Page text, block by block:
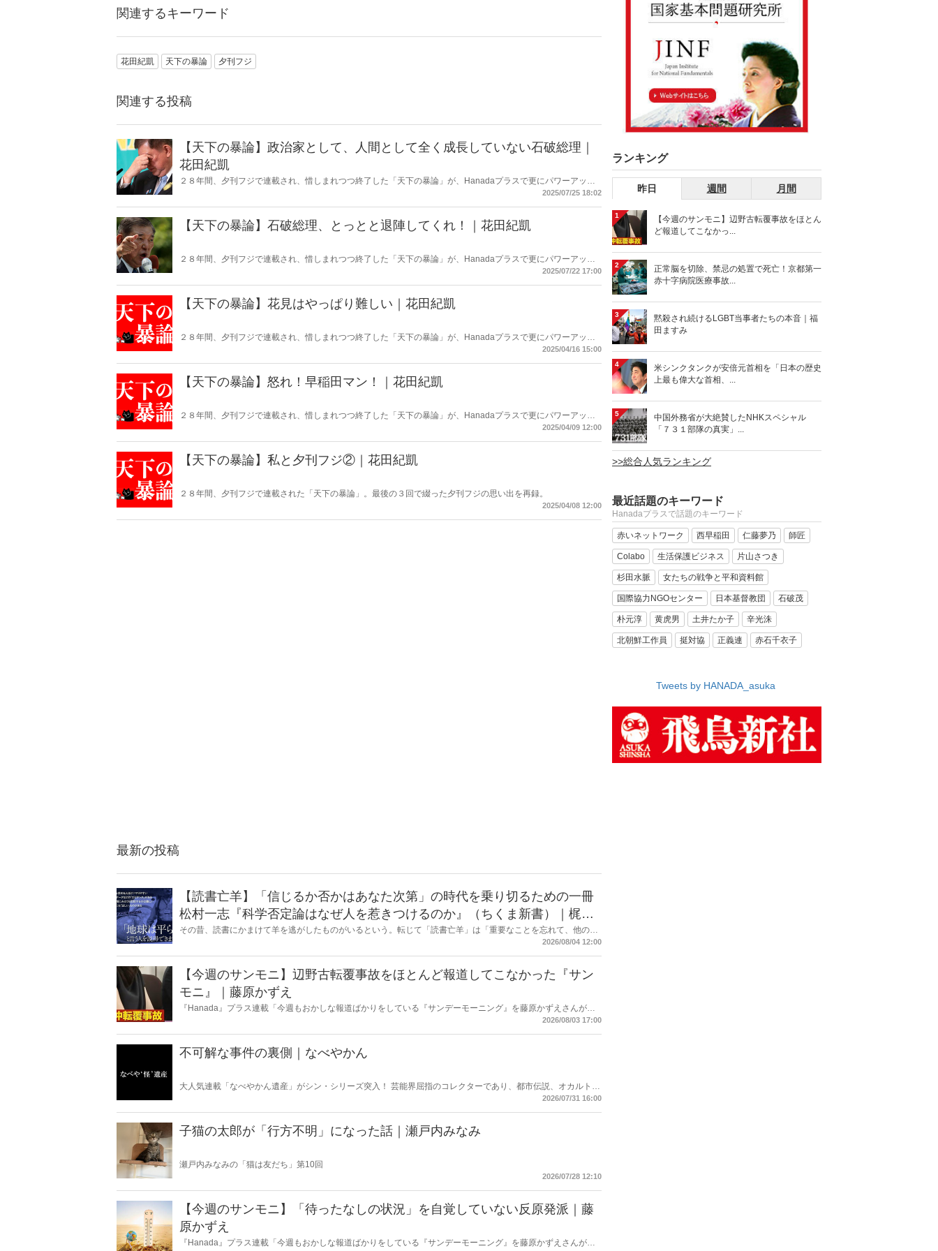
関連するキーワード
花田紀凱 天下の暴論 夕刊フジ
関連する投稿
【天下の暴論】政治家として、人間として全く成長していない石破総理｜
花田紀凱
２８年間、夕刊フジで連載され、惜しまれつつ終了した「天下の暴論」が、Hanadaプラスで更にパワーアップ
2025/07/25 18:02
【天下の暴論】石破総理、とっとと退陣してくれ！｜花田紀凱
２８年間、夕刊フジで連載され、惜しまれつつ終了した「天下の暴論」が、Hanadaプラスで更にパワーアップ
2025/07/22 17:00
【天下の暴論】花見はやっぱり難しい｜花田紀凱
２８年間、夕刊フジで連載され、惜しまれつつ終了した「天下の暴論」が、Hanadaプラスで更にパワーアップ
2025/04/16 15:00
【天下の暴論】怒れ！早稲田マン！｜花田紀凱
２８年間、夕刊フジで連載され、惜しまれつつ終了した「天下の暴論」が、Hanadaプラスで更にパワーアップ
2025/04/09 12:00
【天下の暴論】私と夕刊フジ②｜花田紀凱
２８年間、夕刊フジで連載された「天下の暴論」。最後の３回で綴った夕刊フジの思い出を再録。
2025/04/08 12:00
最新の投稿
【読書亡羊】「信じるか否かはあなた次第」の時代を乗り切るための一冊
松村一志『科学否定論はなぜ人を惹きつけるのか』（ちくま新書）｜梶原
麻衣子
その昔、読書にかまけて羊を逃がしたものがいるという。転じて「読書亡羊」は「重要なことを忘れて、他のこ
とに夢中になること」を指す四字熟語になった。だが時に仕事を放り出してでも、読むべき本がある。元月刊
2026/08/04 12:00
【今週のサンモニ】辺野古転覆事故をほとんど報道してこなかった『サン
モニ』｜藤原かずえ
『Hanada』プラス連載「今週もおかしな報道ばかりをしている『サンデーモーニング』を藤原かずえさんがデ
2026/08/03 17:00
不可解な事件の裏側｜なべやかん
大人気連載「なべやかん遺産」がシン・シリーズ突入！ 芸能界屈指のコレクターであり、都市伝説、オカルト、
スピリチュアルな話題が大好きな芸人・なべやかんが蒐集した選りすぐりの「怪」な話を紹介！信じるか信じな
2026/07/31 16:00
子猫の太郎が「行方不明」になった話｜瀬戸内みなみ
瀬戸内みなみの「猫は友だち」第10回
2026/07/28 12:10
【今週のサンモニ】「待ったなしの状況」を自覚していない反原発派｜藤
原かずえ
『Hanada』プラス連載「今週もおかしな報道ばかりをしている『サンデーモーニング』を藤原かずえさんがデ
ランキング
昨日 週間 月間
1
【今週のサンモニ】辺野古転覆事故をほとん
ど報道してこなかっ...
2
正常脳を切除、禁忌の処置で死亡！京都第一
赤十字病院医療事故...
3
黙殺され続けるLGBT当事者たちの本音｜福
田ますみ
4
米シンクタンクが安倍元首相を「日本の歴史
上最も偉大な首相、...
5
中国外務省が大絶賛したNHKスペシャル
「７３１部隊の真実」...
>>総合人気ランキング
最近話題のキーワード
Hanadaプラスで話題のキーワード
赤いネットワーク 西早稲田 仁藤夢乃 師匠
Colabo 生活保護ビジネス 片山さつき
杉田水脈 女たちの戦争と平和資料館
国際協力NGOセンター 日本基督教団 石破茂
朴元淳 黄虎男 土井たか子 辛光洙
北朝鮮工作員 挺対協 正義連 赤石千衣子
Tweets by HANADA_asuka